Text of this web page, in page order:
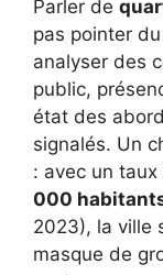
Parler de
pas pointer
analyser des
public,
état des
signalés. Un
: avec un
000
2023), la ville
masque de